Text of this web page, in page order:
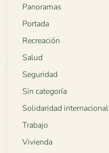
Panoramas
Portada
Recreación
Salud
Seguridad
Sin categoría
Solidaridad internacional
Trabajo
Vivienda